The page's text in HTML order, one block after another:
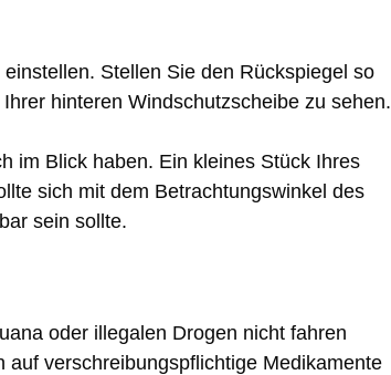
Stellen Sie den Rückspiegel so
hinteren Windschutzscheibe zu sehen.
im Blick haben. Ein kleines Stück Ihres
sich mit dem Betrachtungswinkel des
sein sollte.
oder illegalen Drogen nicht fahren
verschreibungspflichtige Medikamente